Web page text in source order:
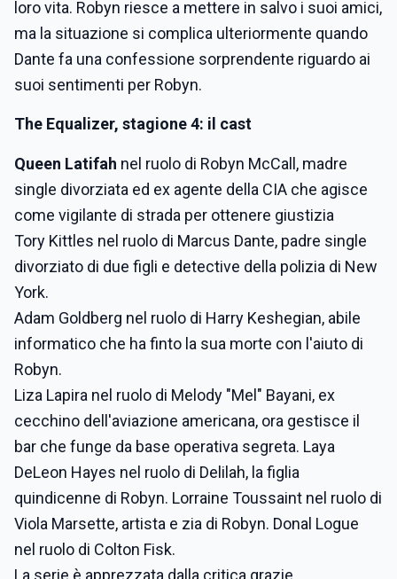
loro vita. Robyn riesce a mettere in salvo i suoi amici,
ma la situazione si complica ulteriormente quando
Dante fa una confessione sorprendente riguardo ai
suoi sentimenti per Robyn.
The Equalizer, stagione 4: il cast
Queen Latifah nel ruolo di Robyn McCall, madre
single divorziata ed ex agente della CIA che agisce
come vigilante di strada per ottenere giustizia
Tory Kittles nel ruolo di Marcus Dante, padre single
divorziato di due figli e detective della polizia di New
York.
Adam Goldberg nel ruolo di Harry Keshegian, abile
informatico che ha finto la sua morte con l'aiuto di
Robyn.
Liza Lapira nel ruolo di Melody "Mel" Bayani, ex
cecchino dell'aviazione americana, ora gestisce il
bar che funge da base operativa segreta. Laya
DeLeon Hayes nel ruolo di Delilah, la figlia
quindicenne di Robyn. Lorraine Toussaint nel ruolo di
Viola Marsette, artista e zia di Robyn. Donal Logue
nel ruolo di Colton Fisk.
La serie è apprezzata dalla critica grazie